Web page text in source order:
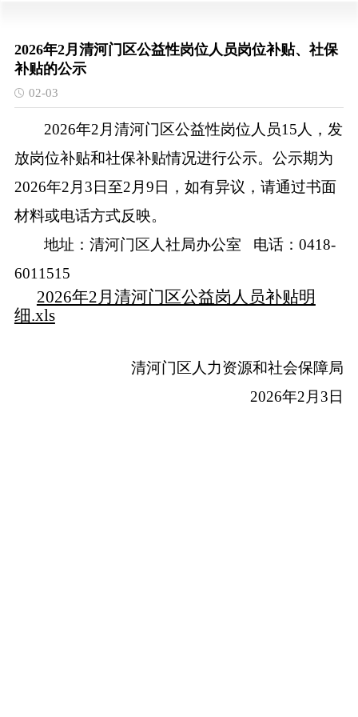
2026年2月清河门区公益性岗位人员岗位补贴、社保
补贴的公示
02-03
2026年2月清河门区公益性岗位人员15人，发
放岗位补贴和社保补贴情况进行公示。公示期为
2026年2月3日至2月9日，如有异议，请通过书面
材料或电话方式反映。
地址：清河门区人社局办公室 电话：0418-
6011515
2026年2月清河门区公益岗人员补贴明
细.xls
清河门区人力资源和社会保障局
2026年2月3日